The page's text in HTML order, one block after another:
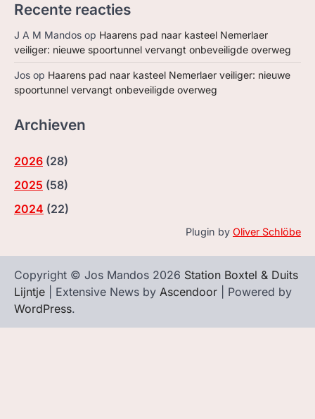
Recente reacties
J A M Mandos op Haarens pad naar kasteel Nemerlaer
veiliger: nieuwe spoortunnel vervangt onbeveiligde overweg
Jos op Haarens pad naar kasteel Nemerlaer veiliger: nieuwe
spoortunnel vervangt onbeveiligde overweg
Archieven
2026 (28)
2025 (58)
2024 (22)
Plugin by Oliver Schlöbe
Copyright © Jos Mandos 2026 Station Boxtel & Duits
Lijntje | Extensive News by Ascendoor | Powered by
WordPress.